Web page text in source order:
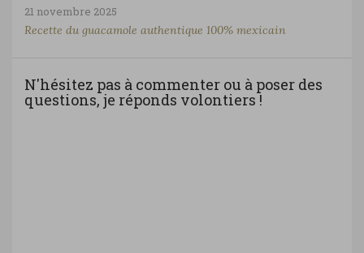
21 novembre 2025
Recette du guacamole authentique 100% mexicain
N'hésitez pas à commenter ou à poser des
questions, je réponds volontiers !